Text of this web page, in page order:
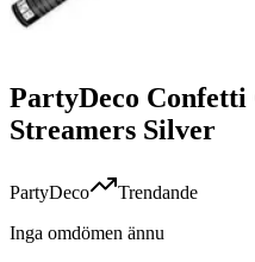
PartyDeco Confetti
Streamers Silver
PartyDeco
Trendande
Inga omdömen ännu